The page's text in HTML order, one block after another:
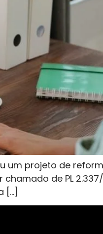
um projeto de
de PL
[…]